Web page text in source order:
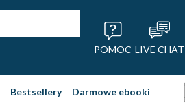
POMOC LIVE CHAT
Bestsellery Darmowe ebooki